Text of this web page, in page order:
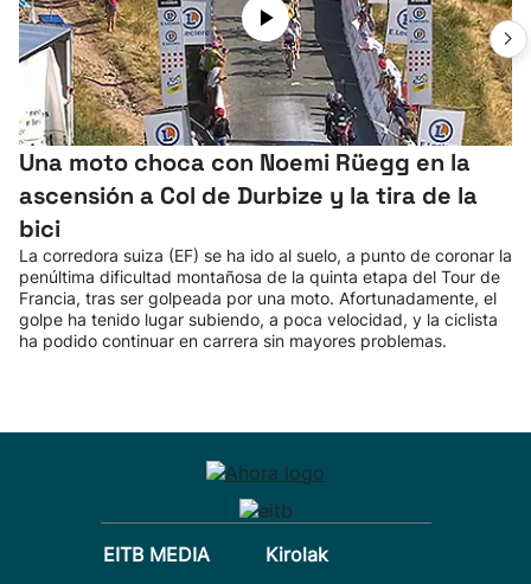
Una moto choca con Noemi Rüegg en la
ascensión a Col de Durbize y la tira de la
bici
La corredora suiza (EF) se ha ido al suelo, a punto de coronar la
penúltima dificultad montañosa de la quinta etapa del Tour de
Francia, tras ser golpeada por una moto. Afortunadamente, el
golpe ha tenido lugar subiendo, a poca velocidad, y la ciclista
ha podido continuar en carrera sin mayores problemas.
EITB MEDIA
Kirolak